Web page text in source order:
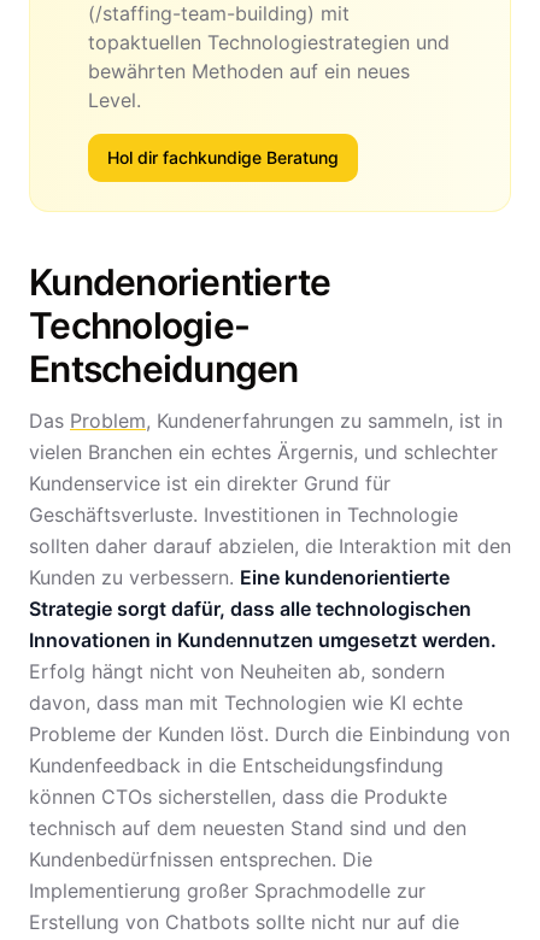
(/staffing-team-building) mit
topaktuellen Technologiestrategien und
bewährten Methoden auf ein neues
Level.
Hol dir fachkundige Beratung
Kundenorientierte
Technologie-
Entscheidungen
Das Problem, Kundenerfahrungen zu sammeln, ist in
vielen Branchen ein echtes Ärgernis, und schlechter
Kundenservice ist ein direkter Grund für
Geschäftsverluste. Investitionen in Technologie
sollten daher darauf abzielen, die Interaktion mit den
Kunden zu verbessern. Eine kundenorientierte
Strategie sorgt dafür, dass alle technologischen
Innovationen in Kundennutzen umgesetzt werden.
Erfolg hängt nicht von Neuheiten ab, sondern
davon, dass man mit Technologien wie KI echte
Probleme der Kunden löst. Durch die Einbindung von
Kundenfeedback in die Entscheidungsfindung
können CTOs sicherstellen, dass die Produkte
technisch auf dem neuesten Stand sind und den
Kundenbedürfnissen entsprechen. Die
Implementierung großer Sprachmodelle zur
Erstellung von Chatbots sollte nicht nur auf die